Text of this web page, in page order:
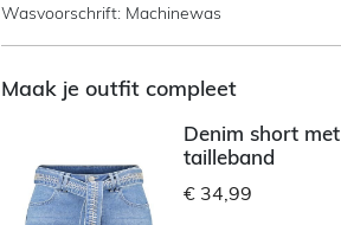
Wasvoorschrift: Machinewas
Maak je outfit compleet
Denim short met
tailleband
€ 34,99